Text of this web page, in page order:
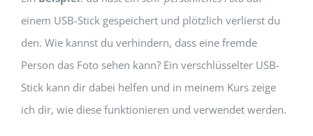
einem USB-Stick gespeichert und plötzlich verlierst du
den. Wie kannst du verhindern, dass eine fremde
Person das Foto sehen kann? Ein verschlüsselter USB-
Stick kann dir dabei helfen und in meinem Kurs zeige
ich dir, wie diese funktionieren und verwendet werden.